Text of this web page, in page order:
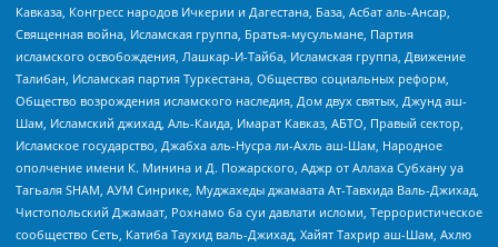
Кавказа, Конгресс народов Ичкерии и Дагестана, База, Асбат аль-Ансар,
Священная война, Исламская группа, Братья-мусульмане, Партия
исламского освобождения, Лашкар-И-Тайба, Исламская группа, Движение
Талибан, Исламская партия Туркестана, Общество социальных реформ,
Общество возрождения исламского наследия, Дом двух святых, Джунд аш-
Шам, Исламский джихад, Аль-Каида, Имарат Кавказ, АБТО, Правый сектор,
Исламское государство, Джабха аль-Нусра ли-Ахль аш-Шам, Народное
ополчение имени К. Минина и Д. Пожарского, Аджр от Аллаха Субхану уа
Тагьаля SHAM, АУМ Синрике, Муджахеды джамаата Ат-Тавхида Валь-Джихад,
Чистопольский Джамаат, Рохнамо ба суи давлати исломи, Террористическое
сообщество Сеть, Катиба Таухид валь-Джихад, Хайят Тахрир аш-Шам, Ахлю